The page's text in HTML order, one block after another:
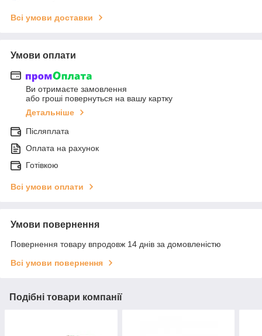
Всі умови доставки
Умови оплати
Ви отримаєте замовлення
або гроші повернуться на вашу картку
Детальніше
Післяплата
Оплата на рахунок
Готівкою
Всі умови оплати
Умови повернення
Повернення товару впродовж 14 днів за домовленістю
Всі умови повернення
Подібні товари компанії